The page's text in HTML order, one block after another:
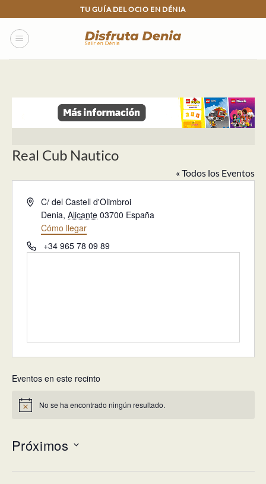
to
content
TU GUÍA DEL OCIO EN DÉNIA
Real Cub Nautico
« Todos los Eventos
Dirección
C/ del Castell d'Olimbroi
Denia, Alicante 03700 España
Cómo llegar
Teléfono+34 965 78 09 89
Eventos en este recinto
Aviso No se ha encontrado ningún resultado.
Próximos